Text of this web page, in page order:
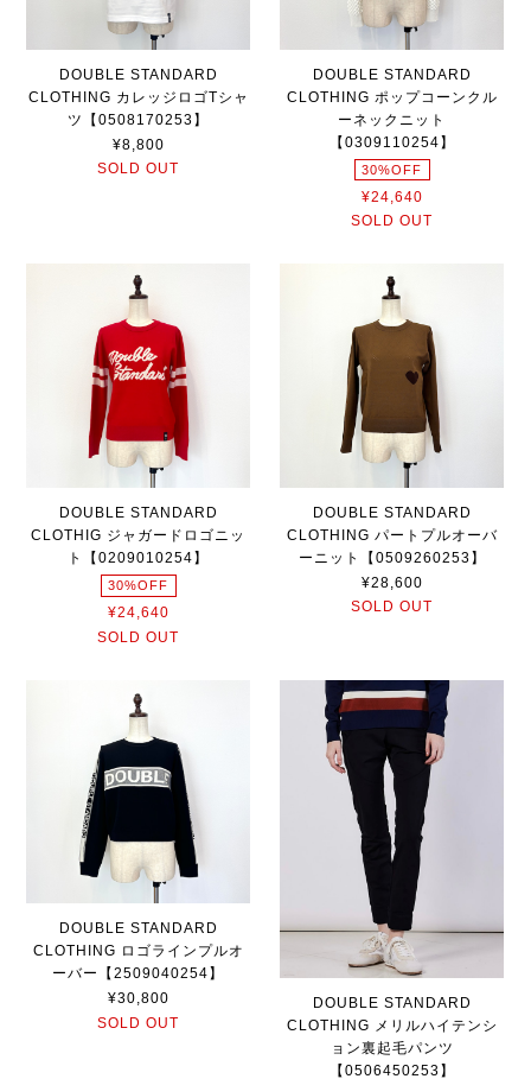
DOUBLE STANDARD
CLOTHING カレッジロゴTシャ
ツ【0508170253】
¥8,800
SOLD OUT
DOUBLE STANDARD
CLOTHING ポップコーンクル
ーネックニット
【0309110254】
30%OFF
¥24,640
SOLD OUT
DOUBLE STANDARD
CLOTHIG ジャガードロゴニッ
ト【0209010254】
30%OFF
¥24,640
SOLD OUT
DOUBLE STANDARD
CLOTHING パートプルオーバ
ーニット【0509260253】
¥28,600
SOLD OUT
DOUBLE STANDARD
CLOTHING ロゴラインプルオ
ーバー【2509040254】
¥30,800
SOLD OUT
DOUBLE STANDARD
CLOTHING メリルハイテンシ
ョン裏起毛パンツ
【0506450253】